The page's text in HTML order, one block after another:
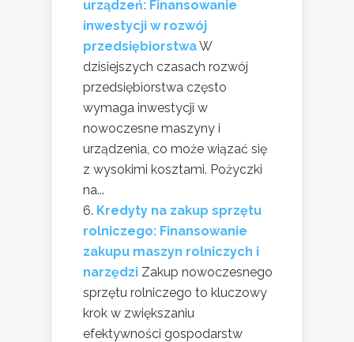
urządzeń: Finansowanie
inwestycji w rozwój
przedsiębiorstwaW
dzisiejszych czasach rozwój
przedsiębiorstwa często
wymaga inwestycji w
nowoczesne maszyny i
urządzenia, co może wiązać się
z wysokimi kosztami. Pożyczki
na...
Kredyty na zakup sprzętu
rolniczego: Finansowanie
zakupu maszyn rolniczych i
narzędzi Zakup nowoczesnego
sprzętu rolniczego to kluczowy
krok w zwiększaniu
efektywności gospodarstw